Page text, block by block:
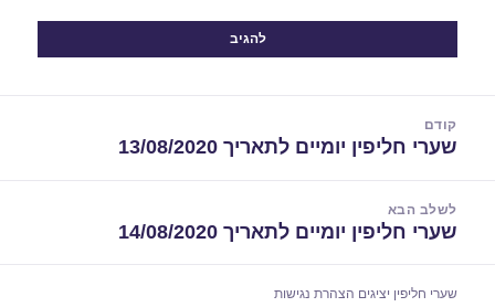
קודם
הפוסט
שערי חליפין יומיים לתאריך 13/08/2020
לשלב הבא
הפוסט
שערי חליפין יומיים לתאריך 14/08/2020
שערי חליפין יציגים הצהרת נגישות